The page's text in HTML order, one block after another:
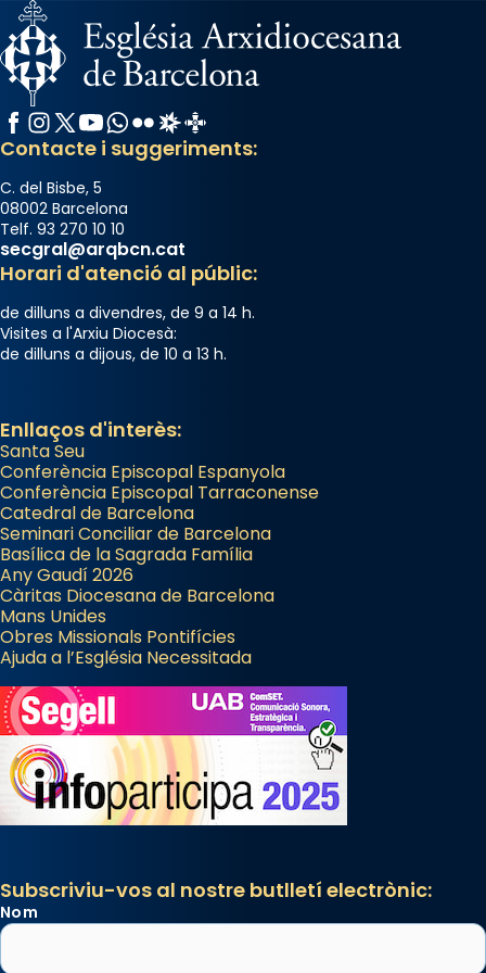
Facebook
Instagram
X / Twitter
YouTube
WhatsApp
FlickrRadio Estel
Catalunya Cristiana
Contacte i suggeriments:
C. del Bisbe, 5
08002 Barcelona
Telf. 93 270 10 10
secgral@arqbcn.cat
Horari d'atenció al públic:
de dilluns a divendres, de 9 a 14 h.
Visites a l'Arxiu Diocesà:
de dilluns a dijous, de 10 a 13 h.
Enllaços d'interès:
Santa Seu
Conferència Episcopal Espanyola
Conferència Episcopal Tarraconense
Catedral de Barcelona
Seminari Conciliar de Barcelona
Basílica de la Sagrada Família
Any Gaudí 2026
Càritas Diocesana de Barcelona
Mans Unides
Obres Missionals Pontifícies
Ajuda a l’Església Necessitada
Subscriviu-vos al nostre butlletí electrònic:
Nom